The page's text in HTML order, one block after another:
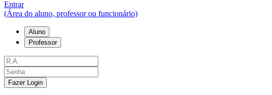
Entrar
(Área do aluno, professor ou funcionário)
Aluno
Professor
Fazer Login